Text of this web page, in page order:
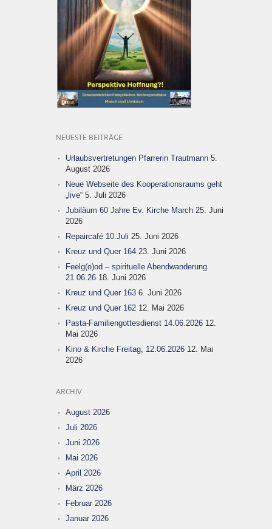
NEUESTE BEITRÄGE
Urlaubsvertretungen Pfarrerin Trautmann 5.
August 2026
Neue Webseite des Kooperationsraums geht
„live“ 5. Juli 2026
Jubiläum 60 Jahre Ev. Kirche March 25. Juni
2026
Repaircafé 10.Juli 25. Juni 2026
Kreuz und Quer 164 23. Juni 2026
Feelg(o)od – spirituelle Abendwanderung
21.06.26 18. Juni 2026
Kreuz und Quer 163 6. Juni 2026
Kreuz und Quer 162 12. Mai 2026
Pasta-Familiengottesdienst 14.06.2026 12.
Mai 2026
Kino & Kirche Freitag, 12.06.2026 12. Mai
2026
ARCHIV
August 2026
Juli 2026
Juni 2026
Mai 2026
April 2026
März 2026
Februar 2026
Januar 2026